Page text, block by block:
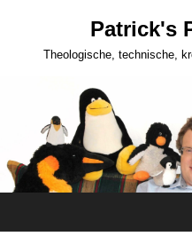
Patrick's
Theologische, technische,